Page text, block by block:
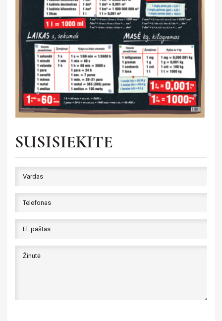
Saviugda ir psichologija
Grožinė literatūra
Žemėlapiai ir atlasai
Gaubliai
Heraldika ir reprodukcijos
PILIETINIS UGDYMAS
UŽSIENIO KALBA
SUSISIEKITE